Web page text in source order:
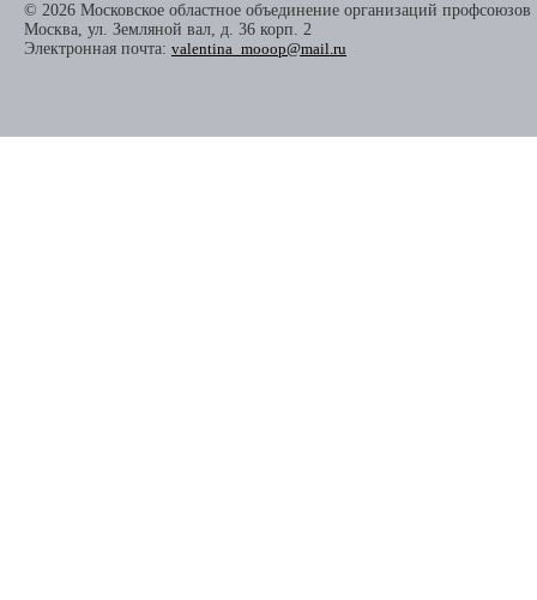
© 2026 Московское областное объединение организаций профсоюзов
Москва, ул. Земляной вал, д. 36 корп. 2
Электронная почта: valentina_mooop@mail.ru